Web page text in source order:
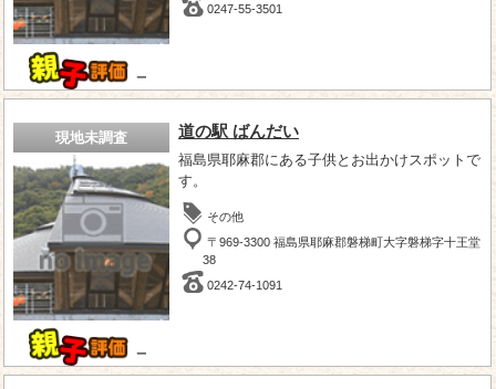
－
0247-55-3501
現地未調査
－
道の駅 ばんだい
福島県耶麻郡にある子供とお出かけスポットで
す。
その他
〒969-3300 福島県耶麻郡磐梯町大字磐梯字十王堂
38
0242-74-1091